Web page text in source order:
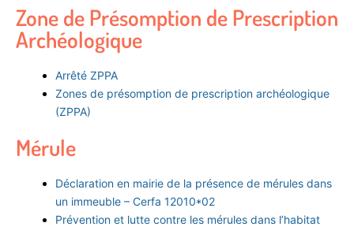
Zone de Présomption de Prescription
Archéologique
Arrêté ZPPA
Zones de présomption de prescription archéologique
(ZPPA)
Mérule
Déclaration en mairie de la présence de mérules dans
un immeuble – Cerfa 12010*02
Prévention et lutte contre les mérules dans l’habitat